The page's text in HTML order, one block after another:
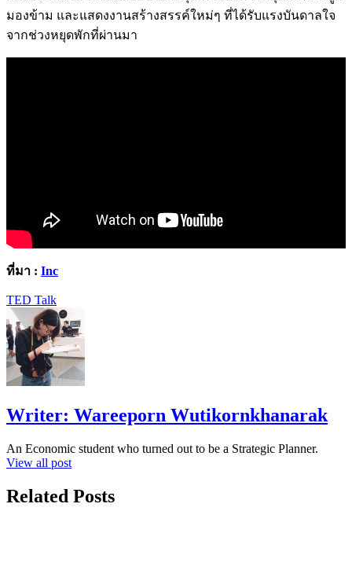
มองข้าม และแสดงงานสร้างสรรค์ใหม่ๆ ที่ได้รับแรงบันดาลใจ
จากช่วงหยุดพักที่ผ่านมา
ที่มา : Inc
TED Talk
Writer: Wareeporn Wutikornkhanarak
An Economic student who turned out to be a Strategic Planner.
View all post
Related Posts